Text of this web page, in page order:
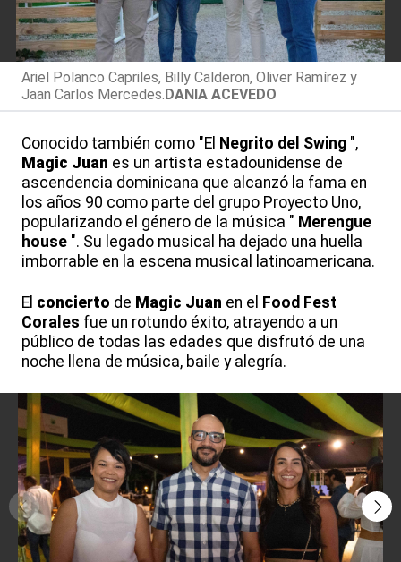
Ariel Polanco Capriles, Billy Calderon, Oliver Ramírez y
Jaan Carlos Mercedes.DANIA ACEVEDO
Conocido también como "El Negrito del Swing ",
Magic Juan es un artista estadounidense de
ascendencia dominicana que alcanzó la fama en
los años 90 como parte del grupo Proyecto Uno,
popularizando el género de la música " Merengue
house ". Su legado musical ha dejado una huella
imborrable en la escena musical latinoamericana.
El concierto de Magic Juan en el Food Fest
Corales fue un rotundo éxito, atrayendo a un
público de todas las edades que disfrutó de una
noche llena de música, baile y alegría.